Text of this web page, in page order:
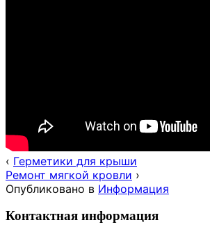
‹ Герметики для крыши
Ремонт мягкой кровли ›
Опубликовано в Информация
Контактная информация